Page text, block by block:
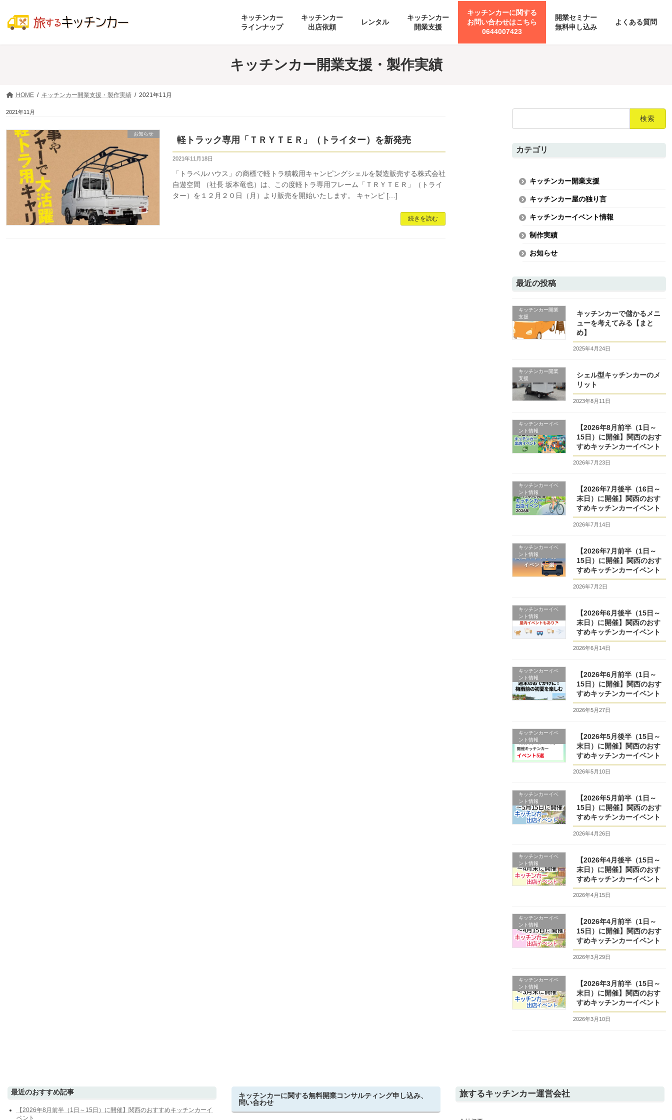
キッチンカー
ラインナップ
キッチンカー
出店依頼
レンタル
キッチンカー
開業支援
キッチンカーに関する
お問い合わせはこちら
0644007423
開業セミナー
無料申し込み
よくある質問
キッチンカー開業支援・製作実績
HOME キッチンカー開業支援・製作実績 2021年11月
2021年11月
お知らせ
軽トラック専用「ＴＲＹＴＥＲ」（トライター）を新発売
2021年11月18日
「トラベルハウス」の商標で軽トラ積載用キャンピングシェルを製造販売する株式会社
自遊空間 （社長 坂本竜也）は、この度軽トラ専用フレーム「ＴＲＹＴＥＲ」（トライ
ター）を１２月２０日（月）より販売を開始いたします。 キャンピ […]
続きを読む
検
カテゴリ
キッチンカー開業支援
キッチンカー屋の独り言
キッチンカーイベント情報
制作実績
お知らせ
最近の投稿
キッチンカー開業
支援
キッチンカーで儲かるメニ
ューを考えてみる【まと
め】
2025年4月24日
キッチンカー開業
支援
シェル型キッチンカーのメ
リット
2023年8月11日
キッチンカーイベ
ント情報
【2026年8月前半（1日～
15日）に開催】関西のおす
すめキッチンカーイベント
2026年7月23日
キッチンカーイベ
ント情報
【2026年7月後半（16日～
末日）に開催】関西のおす
すめキッチンカーイベント
2026年7月14日
キッチンカーイベ
ント情報
【2026年7月前半（1日～
15日）に開催】関西のおす
すめキッチンカーイベント
2026年7月2日
キッチンカーイベ
ント情報
【2026年6月後半（15日～
末日）に開催】関西のおす
すめキッチンカーイベント
2026年6月14日
キッチンカーイベ
ント情報
【2026年6月前半（1日～
15日）に開催】関西のおす
すめキッチンカーイベント
2026年5月27日
キッチンカーイベ
ント情報
【2026年5月後半（15日～
末日）に開催】関西のおす
すめキッチンカーイベント
2026年5月10日
キッチンカーイベ
ント情報
【2026年5月前半（1日～
15日）に開催】関西のおす
すめキッチンカーイベント
2026年4月26日
キッチンカーイベ
ント情報
【2026年4月後半（15日～
末日）に開催】関西のおす
すめキッチンカーイベント
2026年4月15日
キッチンカーイベ
ント情報
【2026年4月前半（1日～
15日）に開催】関西のおす
すめキッチンカーイベント
2026年3月29日
キッチンカーイベ
ント情報
【2026年3月前半（15日～
末日）に開催】関西のおす
すめキッチンカーイベント
2026年3月10日
最近のおすすめ記事
【2026年8月前半（1日～15日）に開催】関西のおすすめキッチンカーイ
ベント
キッチンカーに関する無料開業コンサルティング申し込み、
問い合わせ
旅するキッチンカー運営会社